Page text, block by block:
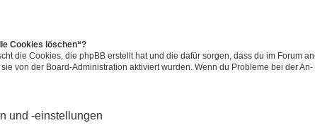
Cookies löschen“?
die Cookies, die phpBB erstellt hat und die dafür sorgen, dass du im
sie von der Board-Administration aktiviert wurden. Wenn du Probleme bei der
und -einstellungen